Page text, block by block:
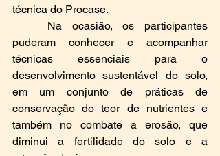
técnica do Procase.
puderam conhecer e acompanhar
técnicas essenciais para o
desenvolvimento sustentável do solo,
em um conjunto de práticas de
conservação do teor de nutrientes e
também no combate a erosão, que
diminui a fertilidade do solo e a